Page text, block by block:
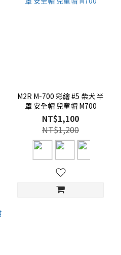
M2R M-700 彩繪 #5 柴犬 半
罩 安全帽 兒童帽 M700
NT$1,100
NT$1,200